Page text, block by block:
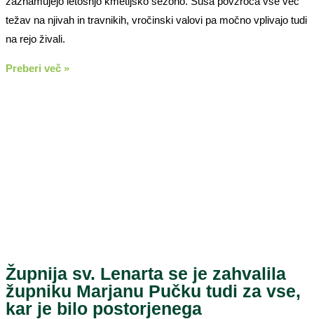
težav na njivah in travnikih, vročinski valovi pa močno vplivajo tudi
na rejo živali.
Preberi več »
Župnija sv. Lenarta se je zahvalila
župniku Marjanu Pučku tudi za vse,
kar je bilo postorjenega